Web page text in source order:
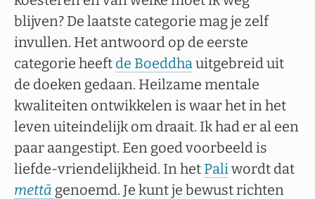
blijven? De laatste categorie mag je zelf
invullen. Het antwoord op de eerste
categorie heeft de Boeddhauitgebreid uit
de doeken gedaan. Heilzame mentale
kwaliteiten ontwikkelen is waar het in het
leven uiteindelijk om draait. Ik had er al een
paar aangestipt. Een goed voorbeeld is
liefde-vriendelijkheid. In het Paliwordt dat
mettā genoemd. Je kunt je bewust richten